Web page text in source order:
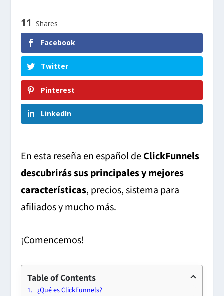
11
Shares
Facebook
Twitter
Pinterest
LinkedIn
En esta reseña en español deClickFunnels
descubrirás sus principales y mejores
características, precios, sistema para
afiliados y mucho más.
¡Comencemos!
Table of Contents
¿Qué es ClickFunnels?